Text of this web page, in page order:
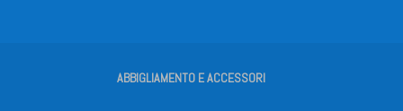
ABBIGLIAMENTO E ACCESSORI